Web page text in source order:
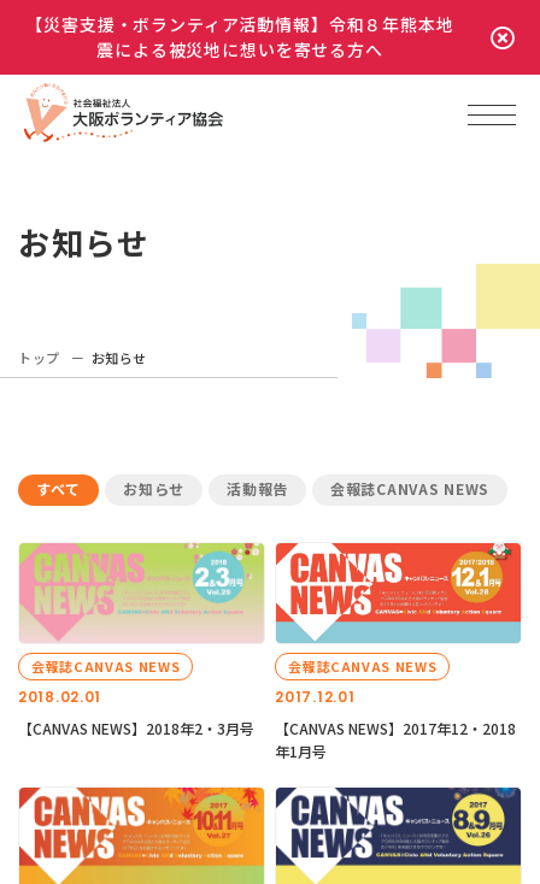
【災害支援・ボランティア活動情報】令和８年熊本地
震による被災地に想いを寄せる方へ
お知らせ
トップ お知らせ
すべて お知らせ 活動報告 会報誌CANVAS NEWS
2018.02.01
会報誌CANVAS NEWS
【CANVAS NEWS】2018年2・3月号
2017.12.01
会報誌CANVAS NEWS
【CANVAS NEWS】2017年12・2018
年1月号